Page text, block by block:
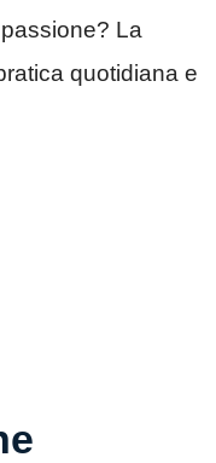
La
quotidiana e